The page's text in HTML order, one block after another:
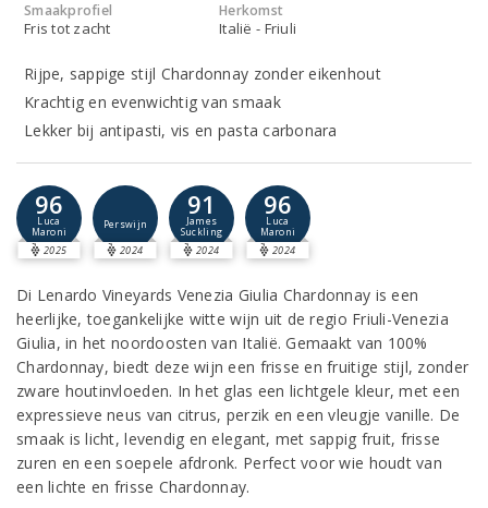
Smaakprofiel
Fris tot zacht
Herkomst
Italië - Friuli
Rijpe, sappige stijl Chardonnay zonder eikenhout
Krachtig en evenwichtig van smaak
Lekker bij antipasti, vis en pasta carbonara
96
Luca
Maroni
2025
Perswijn
2024
91
James
Suckling
2024
96
Luca
Maroni
2024
Di Lenardo Vineyards Venezia Giulia Chardonnay is een
heerlijke, toegankelijke witte wijn uit de regio Friuli-Venezia
Giulia, in het noordoosten van Italië. Gemaakt van 100%
Chardonnay, biedt deze wijn een frisse en fruitige stijl, zonder
zware houtinvloeden. In het glas een lichtgele kleur, met een
expressieve neus van citrus, perzik en een vleugje vanille. De
smaak is licht, levendig en elegant, met sappig fruit, frisse
zuren en een soepele afdronk. Perfect voor wie houdt van
een lichte en frisse Chardonnay.